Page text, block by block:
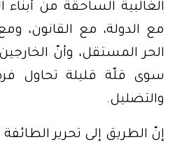
الغالبية الساحقة من
مع الدولة، مع القانون،
الحر المستقل، وأنّ
سوى قلّة قليلة تحاول
والتضليل.
إنّ الطريق إلى تحرير